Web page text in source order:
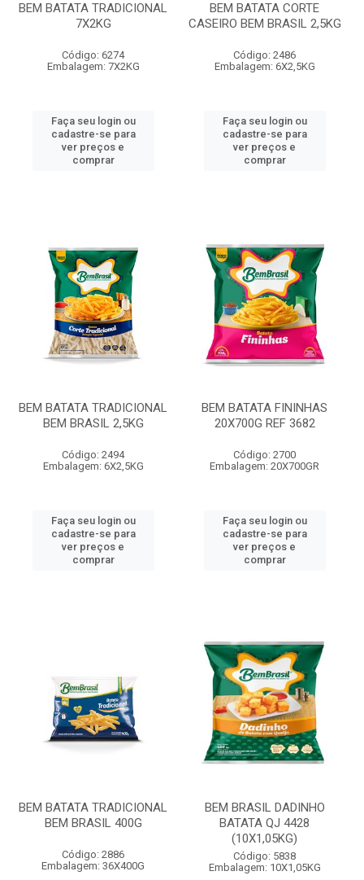
BEM BATATA TRADICIONAL
7X2KG
Código: 6274
Embalagem: 7X2KG
Faça seu login ou
cadastre-se para
ver preços e
comprar
BEM BATATA CORTE
CASEIRO BEM BRASIL 2,5KG
Código: 2486
Embalagem: 6X2,5KG
Faça seu login ou
cadastre-se para
ver preços e
comprar
BEM BATATA TRADICIONAL
BEM BRASIL 2,5KG
Código: 2494
Embalagem: 6X2,5KG
Faça seu login ou
cadastre-se para
ver preços e
comprar
BEM BATATA FININHAS
20X700G REF 3682
Código: 2700
Embalagem: 20X700GR
Faça seu login ou
cadastre-se para
ver preços e
comprar
BEM BATATA TRADICIONAL
BEM BRASIL 400G
Código: 2886
Embalagem: 36X400G
BEM BRASIL DADINHO
BATATA QJ 4428
(10X1,05KG)
Código: 5838
Embalagem: 10X1,05KG